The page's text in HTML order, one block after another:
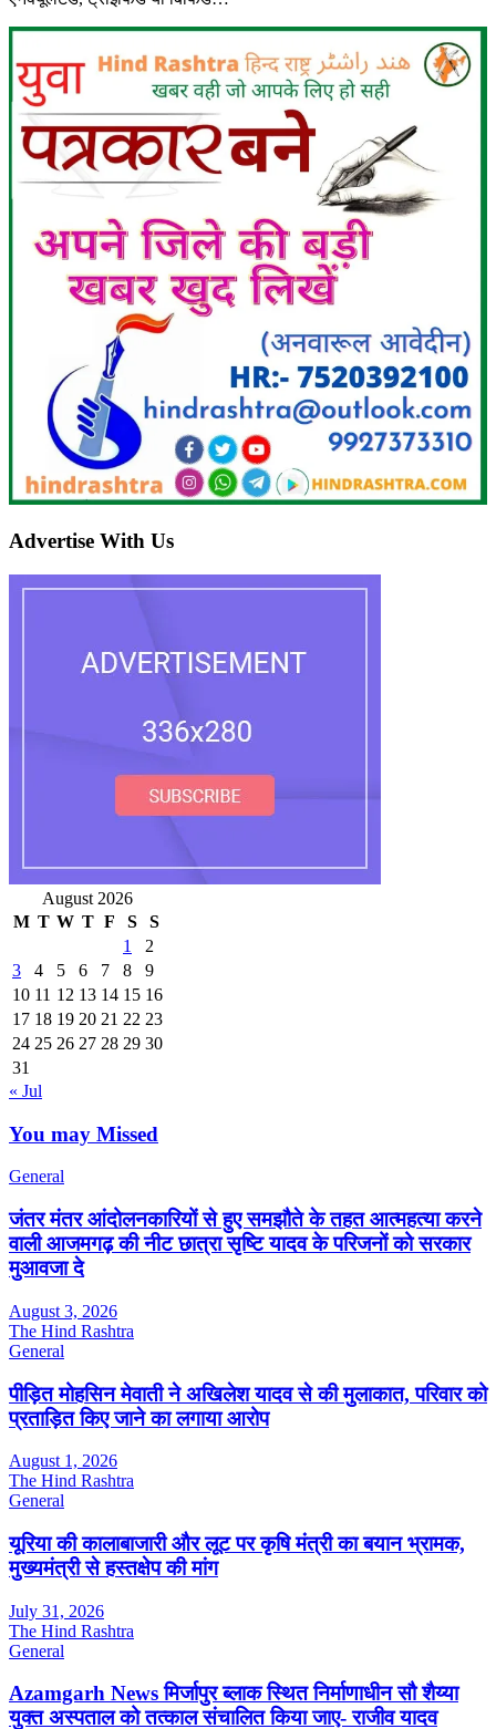
Advertise With Us
August 2026
M T W T F S
S
1
2
3
4 5 6 7 8
9
10 11 12 13 14 15 16
17 18 19 20 21 22 23
24 25 26 27 28 29 30
31
« Jul
You may Missed
General
जंतर मंतर आंदोलनकारियों से हुए समझौते के तहत आत्महत्या करने
वाली आजमगढ़ की नीट छात्रा सृष्टि यादव के परिजनों को सरकार
मुआवजा दे
August 3, 2026
The Hind Rashtra
General
पीड़ित मोहसिन मेवाती ने अखिलेश यादव से की मुलाकात, परिवार को
प्रताड़ित किए जाने का लगाया आरोप
August 1, 2026
The Hind Rashtra
General
यूरिया की कालाबाजारी और लूट पर कृषि मंत्री का बयान भ्रामक,
मुख्यमंत्री से हस्तक्षेप की मांग
July 31, 2026
The Hind Rashtra
General
Azamgarh News मिर्जापुर ब्लाक स्थित निर्माणाधीन सौ शैय्या
युक्त अस्पताल को तत्काल संचालित किया जाए- राजीव यादव